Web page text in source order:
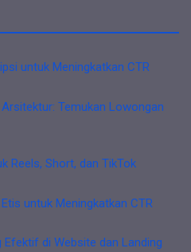
untuk Meningkatkan CTR
Temukan Lowongan
Reels, Short, dan TikTok
untuk Meningkatkan CTR
di Website dan Landing